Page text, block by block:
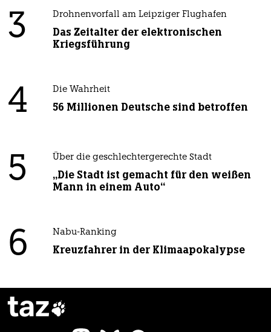
3 Drohnenvorfall am Leipziger Flughafen
Das Zeitalter der elektronischen
Kriegsführung
4 Die Wahrheit
56 Millionen Deutsche sind betroffen
5 Über die geschlechtergerechte Stadt
„Die Stadt ist gemacht für den weißen
Mann in einem Auto“
6 Nabu-Ranking
Kreuzfahrer in der Klimaapokalypse
taz